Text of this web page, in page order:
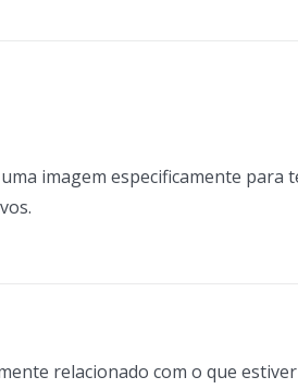
imagem especificamente para
relacionado com o que